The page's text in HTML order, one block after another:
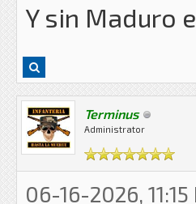
Y sin Maduro
Terminus
Administrator
06-16-2026, 11:15